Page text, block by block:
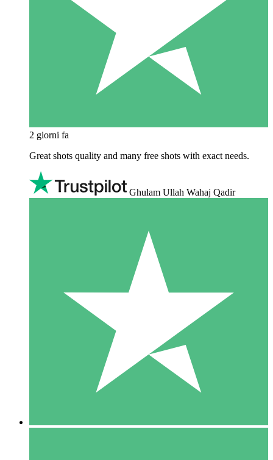
2 giorni fa
Great shots quality and many free shots with exact needs.
Ghulam Ullah Wahaj Qadir